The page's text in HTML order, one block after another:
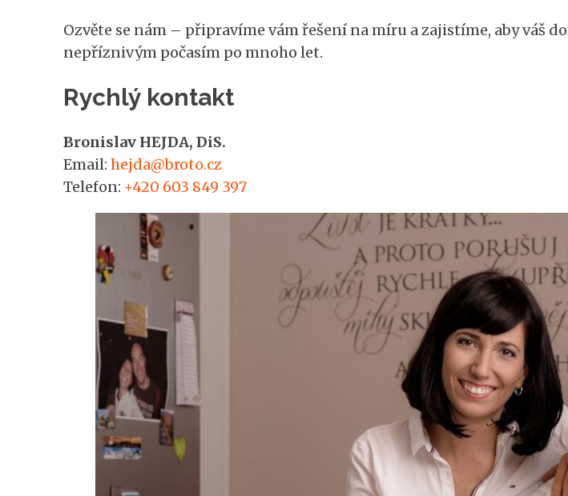
Ozvěte se nám – připravíme vám řešení na míru a zajistíme, aby váš
nepříznivým počasím po mnoho let.
Rychlý kontakt
Bronislav HEJDA, DiS.
Email: hejda@broto.cz
Telefon: +420 603 849 397